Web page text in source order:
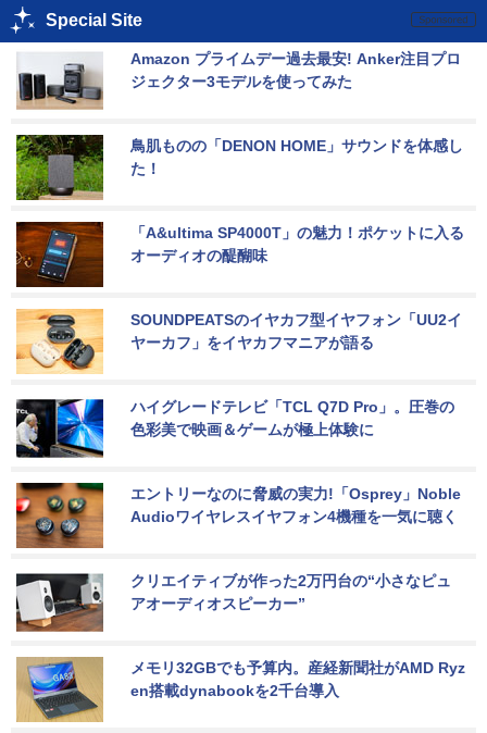
Special Site
Amazon プライムデー過去最安! Anker注目プロ
ジェクター3モデルを使ってみた
鳥肌ものの「DENON HOME」サウンドを体感し
た！
「A&ultima SP4000T」の魅力！ポケットに入る
オーディオの醍醐味
SOUNDPEATSのイヤカフ型イヤフォン「UU2イ
ヤーカフ」をイヤカフマニアが語る
ハイグレードテレビ「TCL Q7D Pro」。圧巻の
色彩美で映画＆ゲームが極上体験に
エントリーなのに脅威の実力!「Osprey」Noble
Audioワイヤレスイヤフォン4機種を一気に聴く
クリエイティブが作った2万円台の“小さなピュ
アオーディオスピーカー”
メモリ32GBでも予算内。産経新聞社がAMD Ryz
en搭載dynabookを2千台導入